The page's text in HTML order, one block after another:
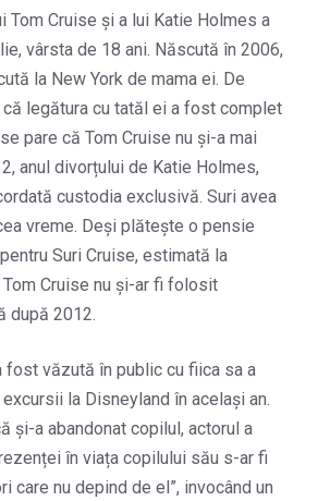
Tom Cruise și a lui Katie Holmes a
vârsta de 18 ani. Născută în 2006,
la New York de mama ei. De
că legătura cu tatăl ei a fost complet
pare că Tom Cruise nu și-a mai
anul divorțului de Katie Holmes,
custodia exclusivă. Suri avea
vreme. Deși plătește o pensie
Suri Cruise, estimată la
Cruise nu și-ar fi folosit
după 2012.
fost văzută în public cu fiica sa a
la Disneyland în același an.
și-a abandonat copilul, actorul a
în viața copilului său s-ar fi
care nu depind de el”, invocând un